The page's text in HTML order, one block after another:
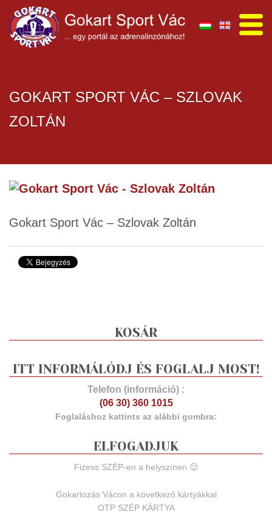
GOKART SPORT VÁC – SZLOVAK
ZOLTÁN
Gokart Sport Vác – Szlovak Zoltán
KOSÁR
ITT INFORMÁLÓDJ ÉS FOGLALJ MOST!
Telefon (információ) :
(06 30) 360 1015
Foglaláshoz kattints az alábbi gombra:
ELFOGADJUK
Fizess SZÉP-en a helyszínen 😉
Gokartozás Vácon a következő kártyákkal
OTP SZÉP KÁRTYA